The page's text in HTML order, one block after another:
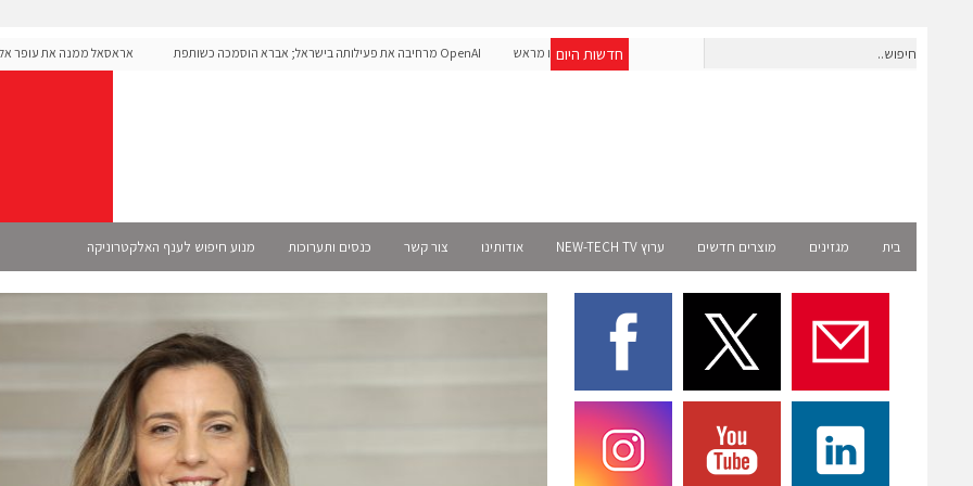
חדשות היום
חברת IAIG גייסה 6 מיליון דולר להקמת חברות תוכנה שנבנו מראש
OpenAI מרחיבה את פעילותה בישראל; אברא הוסמכה כשותפת
אראסאל ממנה את עופר
בית מגזינים מוצרים חדשים ערוץ NEW-TECH TV אודותינו צור קשר כנסים ותערוכות מנוע חיפוש לענף האלקטרוניקה